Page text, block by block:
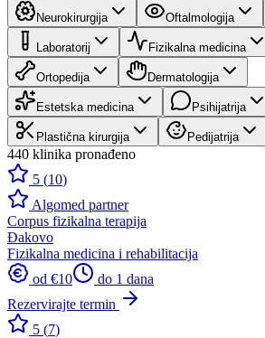
Neurokirurgija Oftalmologija
Laboratorij Fizikalna medicina
Ortopedija Dermatologija
Estetska medicina Psihijatrija
Plastična kirurgija Pedijatrija
440 klinika pronađeno
5 (10)
Algomed partner
Corpus fizikalna terapija
Đakovo
Fizikalna medicina i rehabilitacija
od €10
do 1 dana
Rezervirajte termin
5 (7)